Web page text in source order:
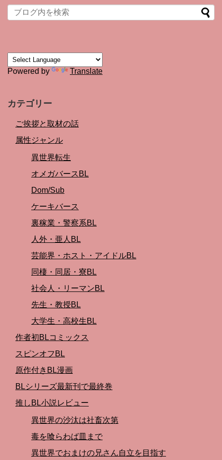
Powered by Translate
カテゴリー
ご挨拶と取材の話
属性ジャンル
異世界転生
オメガバースBL
Dom/Sub
ケーキバース
裏稼業・警察系BL
人外・亜人BL
芸能界・ホスト・アイドルBL
同棲・同居・寮BL
社会人・リーマンBL
先生・教授BL
大学生・高校生BL
作者初BLコミックス
スピンオフBL
原作付きBL漫画
BLシリーズ最新刊で最終巻
推しBL小説レビュー
異世界の沙汰は社畜次第
毒を喰らわば皿まで
異世界でおまけの兄さん自立を目指す